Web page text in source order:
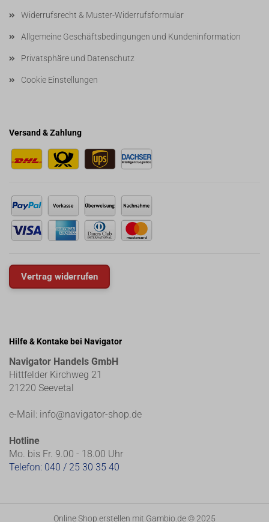
Widerrufsrecht & Muster-Widerrufsformular
Allgemeine Geschäftsbedingungen und Kundeninformation
Privatsphäre und Datenschutz
Cookie Einstellungen
Versand & Zahlung
Vertrag widerrufen
Hilfe & Kontake bei Navigator
Navigator Handels GmbH
Hittfelder Kirchweg 21
21220 Seevetal
e-Mail: info@navigator-shop.de
Hotline
Mo. bis Fr. 9.00 - 18.00 Uhr
Telefon: 040 / 25 30 35 40
Online Shop erstellen mit Gambio.de © 2025